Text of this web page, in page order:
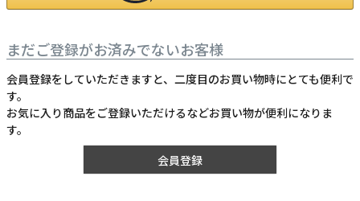
まだご登録がお済みでないお客様
会員登録をしていただきますと、二度目のお買い物時にとても便利で
す。
お気に入り商品をご登録いただけるなどお買い物が便利になりま
す。
会員登録